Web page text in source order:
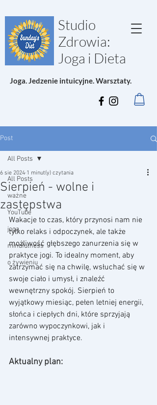
Studio
Zdrowia:
Joga i Dieta
Joga. Jedzenie intuicyjne. Warsztaty.
Post
All Posts
ważne
YouTube
joga
mindfulness
o żywieniu
All Posts
Sierpień - wolne i
zastępstwa
6 sie 2024 1 minut(y) czytania
Wakacje to czas, który przynosi nam nie
tylko relaks i odpoczynek, ale także
możliwość głębszego zanurzenia się w
praktyce jogi. To idealny moment, aby
zatrzymać się na chwilę, wsłuchać się w
swoje ciało i umysł, i znaleźć
wewnętrzny spokój. Sierpień to
wyjątkowy miesiąc, pełen letniej energii,
słońca i ciepłych dni, które sprzyjają
zarówno wypoczynkowi, jak i
intensywnej praktyce.
Aktualny plan: